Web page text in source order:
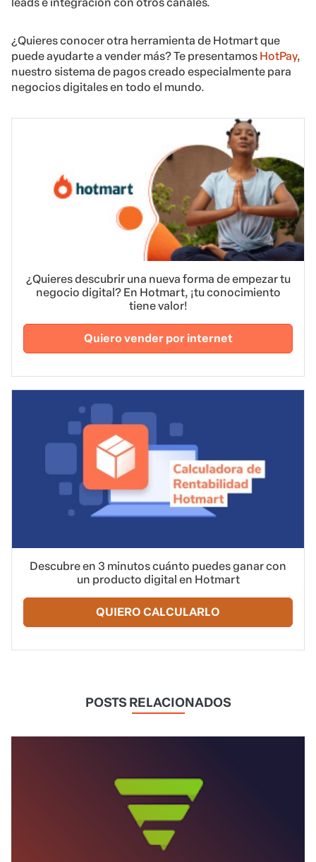
¿Quieres conocer otra herramienta de Hotmart que
puede ayudarte a vender más? Te presentamos HotPay,
nuestro sistema de pagos creado especialmente para
negocios digitales en todo el mundo.
¿Quieres descubrir una nueva forma de empezar tu
negocio digital? En Hotmart, ¡tu conocimiento
tiene valor!
Quiero vender por internet
Descubre en 3 minutos cuánto puedes ganar con
un producto digital en Hotmart
QUIERO CALCULARLO
POSTS RELACIONADOS